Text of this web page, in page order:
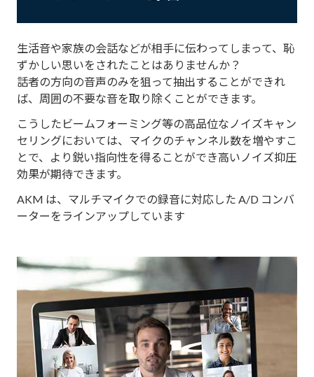
生活音や家族の会話などが相手に伝わってしまって、恥
ずかしい思いをされたことはありませんか？
話者の方向の音声のみを狙って抽出することができれ
ば、周囲の不要な音を取り除くことができます。
こうしたビームフォーミング等の高品位なノイズキャン
セリングにおいては、マイクのチャンネル数を増やすこ
とで、より鋭い指向性を得ることができ高いノイズ抑圧
効果が期待できます。
AKM は、マルチマイクでの録音に対応した A/D コンバ
ーターをラインアップしています